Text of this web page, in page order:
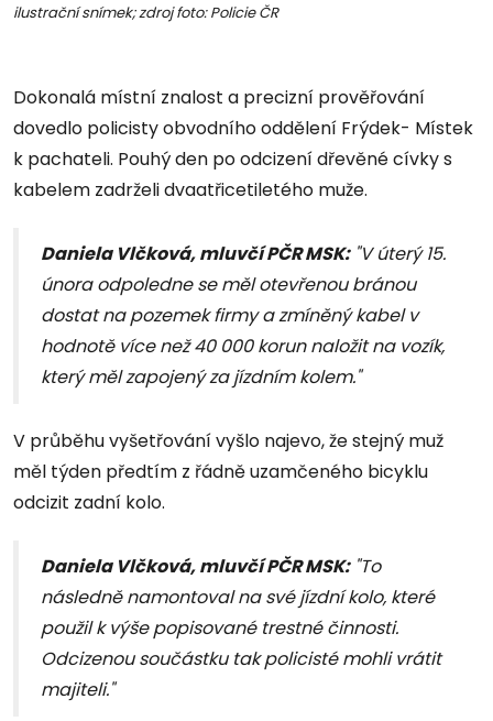
ilustrační snímek; zdroj foto: Policie ČR
Dokonalá místní znalost a precizní prověřování
dovedlo policisty obvodního oddělení Frýdek- Místek
k pachateli. Pouhý den po odcizení dřevěné cívky s
kabelem zadrželi dvaatřicetiletého muže.
Daniela Vlčková, mluvčí PČR MSK:"V úterý 15.
února odpoledne se měl otevřenou bránou
dostat na pozemek firmy a zmíněný kabel v
hodnotě více než 40 000 korun naložit na vozík,
který měl zapojený za jízdním kolem."
V průběhu vyšetřování vyšlo najevo, že stejný muž
měl týden předtím z řádně uzamčeného bicyklu
odcizit zadní kolo.
Daniela Vlčková, mluvčí PČR MSK:"To
následně namontoval na své jízdní kolo, které
použil k výše popisované trestné činnosti.
Odcizenou součástku tak policisté mohli vrátit
majiteli."